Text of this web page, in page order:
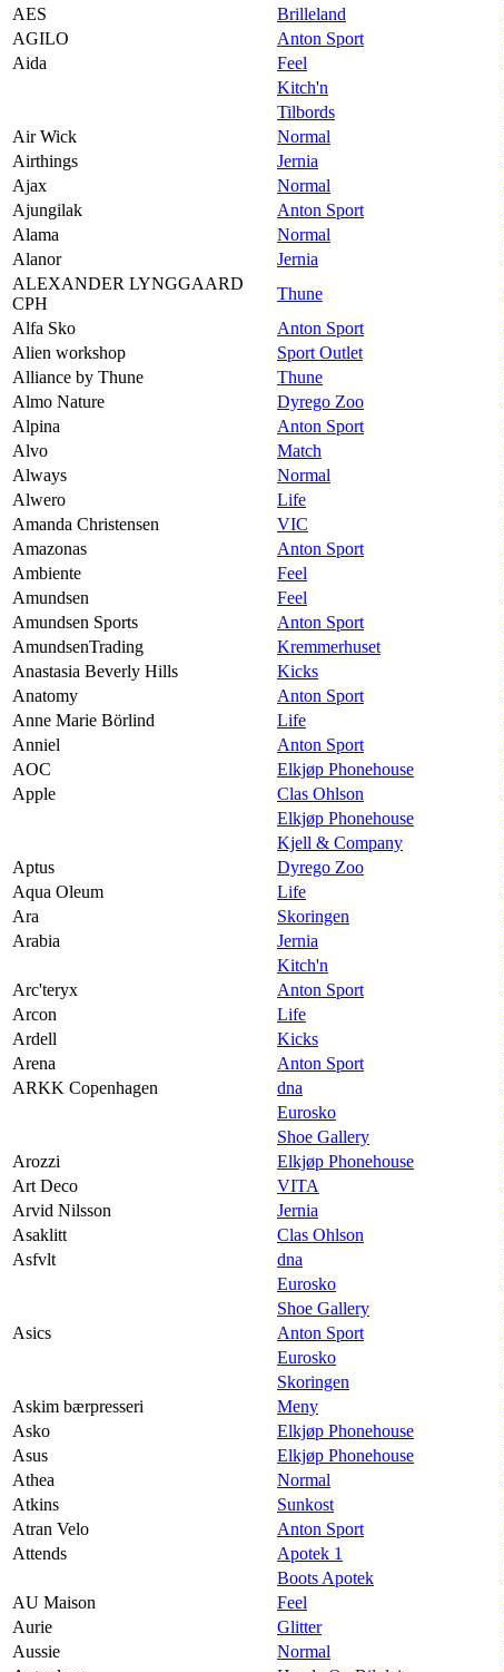
AES
Brilleland
AGILO
Anton Sport
Aida
Feel
Kitch'n
Tilbords
Air Wick
Normal
Airthings
Jernia
Ajax
Normal
Ajungilak
Anton Sport
Alama
Normal
Alanor
Jernia
ALEXANDER LYNGGAARD
CPH
Thune
Alfa Sko
Anton Sport
Alien workshop
Sport Outlet
Alliance by Thune
Thune
Almo Nature
Dyrego Zoo
Alpina
Anton Sport
Alvo
Match
Always
Normal
Alwero
Life
Amanda Christensen
VIC
Amazonas
Anton Sport
Ambiente
Feel
Amundsen
Feel
Amundsen Sports
Anton Sport
AmundsenTrading
Kremmerhuset
Anastasia Beverly Hills
Kicks
Anatomy
Anton Sport
Anne Marie Börlind
Life
Anniel
Anton Sport
AOC
Elkjøp Phonehouse
Apple
Clas Ohlson
Elkjøp Phonehouse
Kjell & Company
Aptus
Dyrego Zoo
Aqua Oleum
Life
Ara
Skoringen
Arabia
Jernia
Kitch'n
Arc'teryx
Anton Sport
Arcon
Life
Ardell
Kicks
Arena
Anton Sport
ARKK Copenhagen
dna
Eurosko
Shoe Gallery
Arozzi
Elkjøp Phonehouse
Art Deco
VITA
Arvid Nilsson
Jernia
Asaklitt
Clas Ohlson
Asfvlt
dna
Eurosko
Shoe Gallery
Asics
Anton Sport
Eurosko
Skoringen
Askim bærpresseri
Meny
Asko
Elkjøp Phonehouse
Asus
Elkjøp Phonehouse
Athea
Normal
Atkins
Sunkost
Atran Velo
Anton Sport
Attends
Apotek 1
Boots Apotek
AU Maison
Feel
Aurie
Glitter
Aussie
Normal